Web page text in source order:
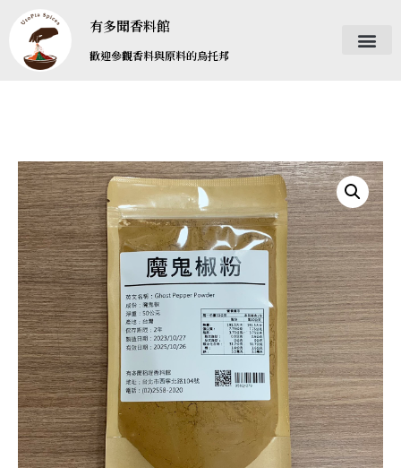
有多聞香料館
歡迎參觀香料與原料的烏托邦